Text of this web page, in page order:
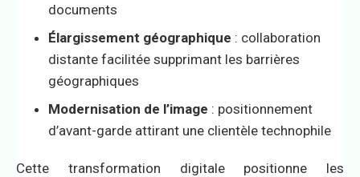
documents
Élargissement géographique : collaboration
distante facilitée supprimant les barrières
géographiques
Modernisation de l’image : positionnement
d’avant-garde attirant une clientèle technophile
Cette transformation digitale positionne les